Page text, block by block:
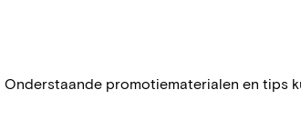
promotiematerialen en tips